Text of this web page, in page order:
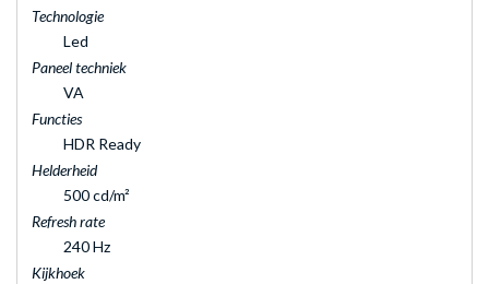
Technologie
Led
Paneel techniek
VA
Functies
HDR Ready
Helderheid
500 cd/m²
Refresh rate
240 Hz
Kijkhoek